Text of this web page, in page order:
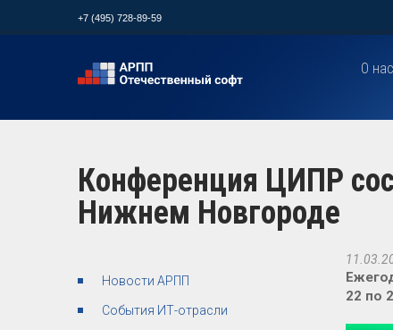
+7 (495) 728-89-59
О нас
Конференция ЦИПР
Нижнем Новгороде
Новости АРПП
События ИТ-отрасли
22 по